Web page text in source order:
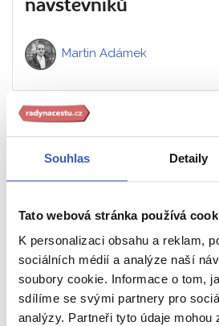
Souhlas Detaily
Tato webová stránka používá
K personalizaci obsahu a reklam,
sociálních médií a analýze naší
soubory cookie. Informace o tom,
sdílíme se svými partnery pro
analýzy. Partneři tyto údaje
návštěvníků
Martin Adámek
Historické muzeum v